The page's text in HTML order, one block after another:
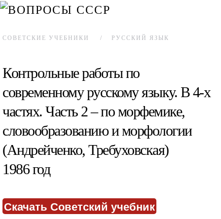
СОВЕТСКИЕ УЧЕБНИКИ РУССКИЙ ЯЗЫК
Контрольные работы по
современному русскому языку. В 4-х
частях. Часть 2 – по морфемике,
словообразованию и морфологии
(Андрейченко, Требуховская)
1986 год
Скачать Советский учебник